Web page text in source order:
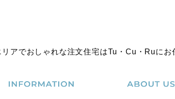
アでおしゃれな注文住宅はTu・Cu・Ruにお